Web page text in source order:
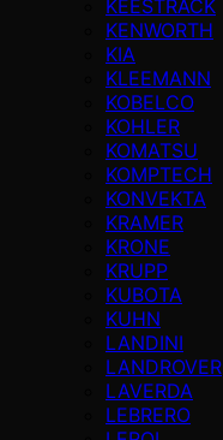
KEESTRACK
KENWORTH
KIA
KLEEMANN
KOBELCO
KOHLER
KOMATSU
KOMPTECH
KONVEKTA
KRAMER
KRONE
KRUPP
KUBOTA
KUHN
LANDINI
LANDROVER
LAVERDA
LEBRERO